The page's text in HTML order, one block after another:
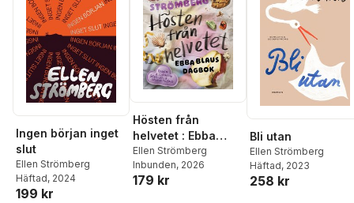
Ingen början inget
slut
Ellen Strömberg
Häftad, 2024
199 kr
Hösten från
helvetet : Ebba
Blaus dagbok
Ellen Strömberg
Inbunden, 2026
179 kr
Bli utan
Ellen Strömberg
Häftad, 2023
258 kr